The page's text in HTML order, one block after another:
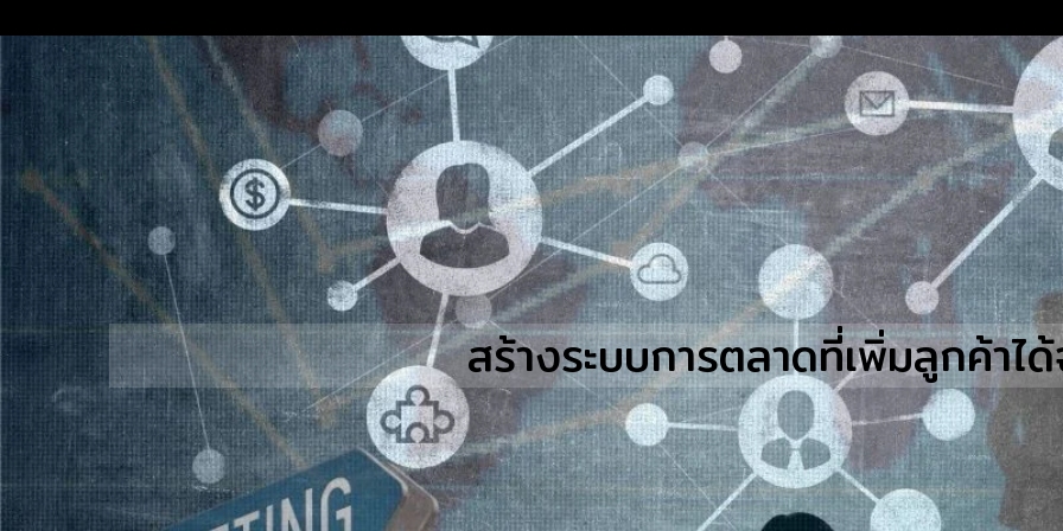
to
content
Search
for:
สร้างระบบการตลาดที่เพิ่มลูกค้าไ